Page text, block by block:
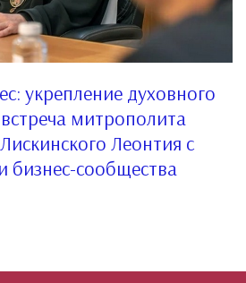
укрепление духовного
митрополита
Леонтия с
бизнес-сообщества